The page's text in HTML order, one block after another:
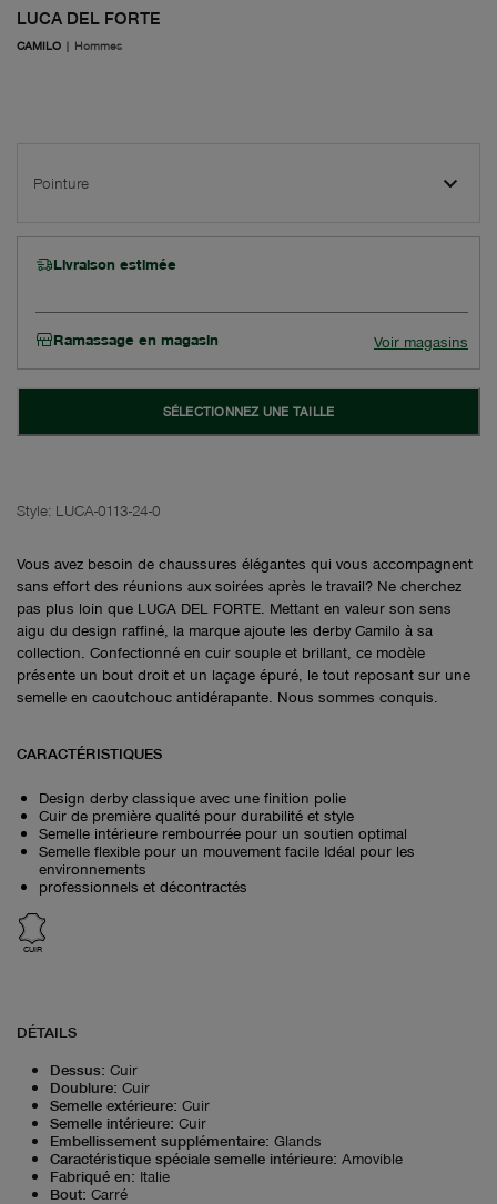
LUCA DEL FORTE
CAMILO | Hommes
Pointure
Livraison estimée
Ramassage en magasin Voir magasins
SÉLECTIONNEZ UNE TAILLE
Style: LUCA-0113-24-0
Vous avez besoin de chaussures élégantes qui vous accompagnent
sans effort des réunions aux soirées après le travail? Ne cherchez
pas plus loin que LUCA DEL FORTE. Mettant en valeur son sens
aigu du design raffiné, la marque ajoute les derby Camilo à sa
collection. Confectionné en cuir souple et brillant, ce modèle
présente un bout droit et un laçage épuré, le tout reposant sur une
semelle en caoutchouc antidérapante. Nous sommes conquis.
CARACTÉRISTIQUES
Design derby classique avec une finition polie
Cuir de première qualité pour durabilité et style
Semelle intérieure rembourrée pour un soutien optimal
Semelle flexible pour un mouvement facile Idéal pour les
environnements
professionnels et décontractés
CUIR
DÉTAILS
Dessus: Cuir
Doublure: Cuir
Semelle extérieure: Cuir
Semelle intérieure: Cuir
Embellissement supplémentaire: Glands
Caractéristique spéciale semelle intérieure: Amovible
Fabriqué en: Italie
Bout: Carré